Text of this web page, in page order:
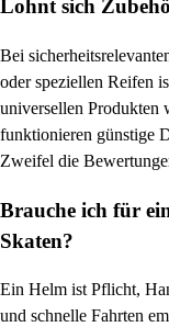
Lohnt sich
Bei
oder speziellen Reifen
universellen Produkten
funktionieren günstige
Zweifel die
Brauche ich für
Skaten?
Ein Helm ist Pflicht,
und schnelle Fahrten